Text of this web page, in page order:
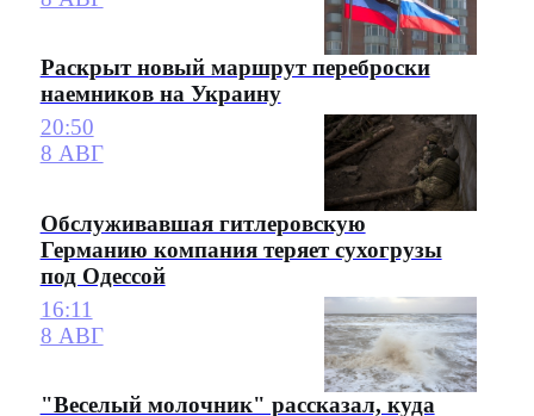
Раскрыт новый маршрут переброски
наемников на Украину
20:50
8 АВГ
Обслуживавшая гитлеровскую
Германию компания теряет сухогрузы
под Одессой
16:11
8 АВГ
"Веселый молочник" рассказал, куда